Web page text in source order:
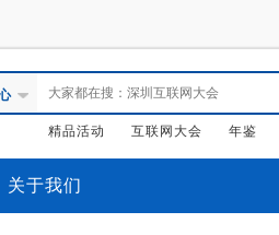
精品活动 互联网大会 年鉴
关于我们